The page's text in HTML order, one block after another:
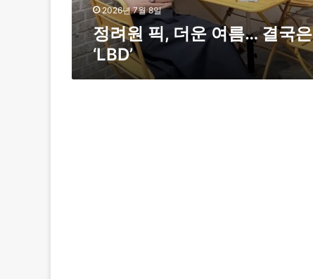
…
결
국
은
L
2026년 7월 8일
정려원 픽, 더운 여름… 결국은
‘LBD’